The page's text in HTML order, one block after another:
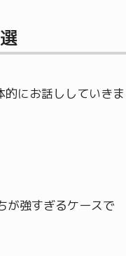
にお話ししていきま
が強すぎるケースで